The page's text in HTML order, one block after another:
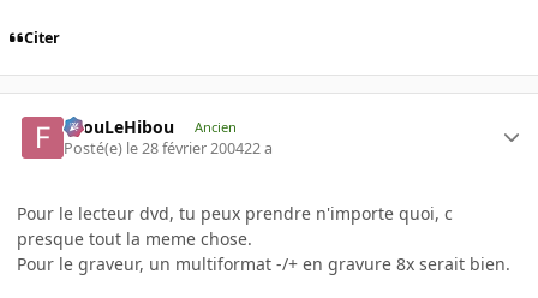
Citer
FilouLeHibou Ancien
Posté(e) le 28 février 200422 a
Pour le lecteur dvd, tu peux prendre n'importe quoi, c
presque tout la meme chose.
Pour le graveur, un multiformat -/+ en gravure 8x serait bien.